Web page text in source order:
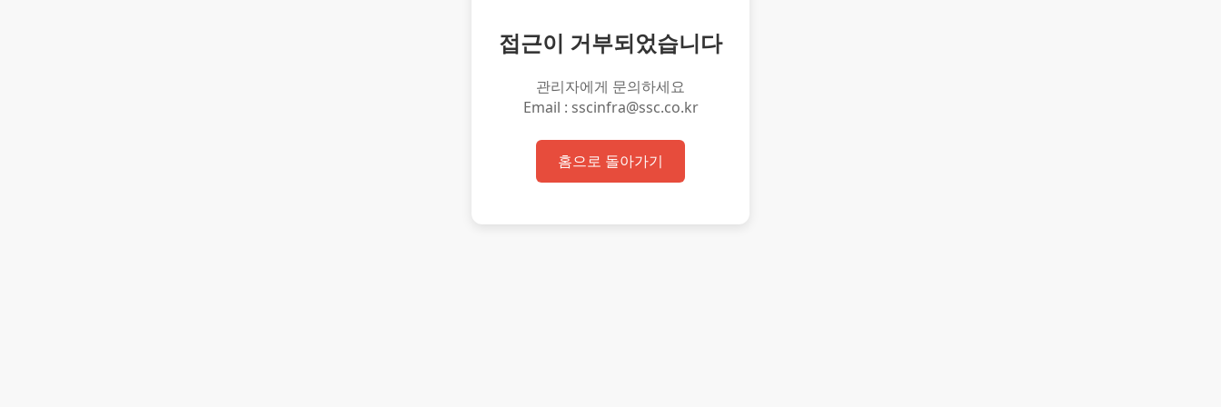
접근이 거부되었습니다
관리자에게 문의하세요
Email : sscinfra@ssc.co.kr
홈으로 돌아가기